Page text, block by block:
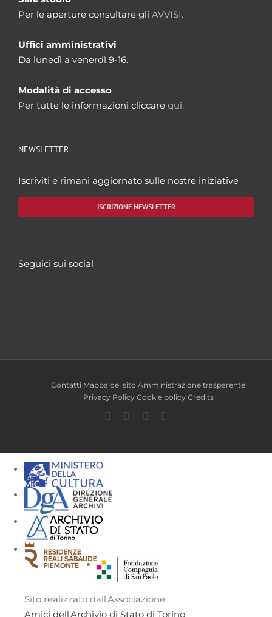
Per le aperture consultare gli AVVISI.
Uffici amministrativi
Da lunedì a venerdì 9-16.
Modalità di accesso
Per tutte le informazioni cliccare qui.
NEWSLETTER
Iscriviti e rimani aggiornato sulle nostre iniziative
ISCRIZIONE NEWSLETTER
Seguici sui social
Contatti Mappa del sito Amministrazione trasparente
Privacy Policy Cookie policy Credits
Facebook
TwitterYouTube
Sito realizzato dall'Associazione
Amici dell'Archivio di Stato di Torino